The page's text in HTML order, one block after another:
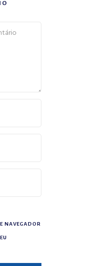
NAVEGADOR